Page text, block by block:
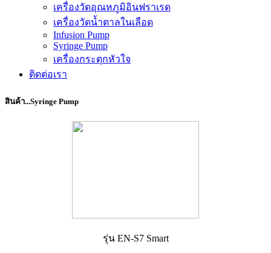
เครื่องวัดอุณหภูมิอินฟราเรด
เครื่องวัดน้ำตาลในเลือด
Infusion Pump
Syringe Pump
เครื่องกระตุกหัวใจ
ติดต่อเรา
สินค้า...Syringe Pump
รุ่น EN-S7 Smart